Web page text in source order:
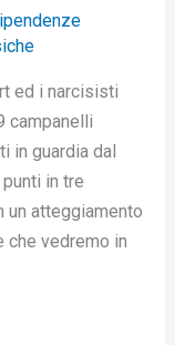
ed i narcisisti
campanelli
in guardia dal
in tre
un atteggiamento
che vedremo in